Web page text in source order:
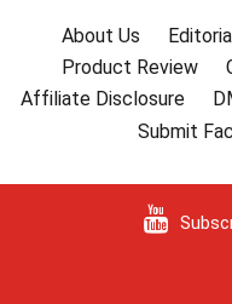
About Us
Product Review
Affiliate Disclosure
Submit